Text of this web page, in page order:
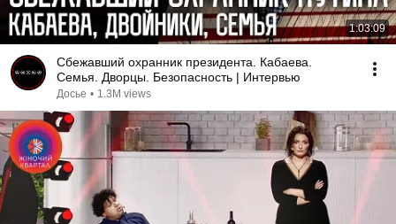
1:03:09
Сбежавший охранник президента. Кабаева.
Семья. Дворцы. Безопасность | Интервью
Досье • 1.3M views